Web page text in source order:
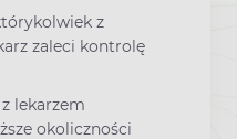
z
zaleci kontrolę
lekarzem
okoliczności